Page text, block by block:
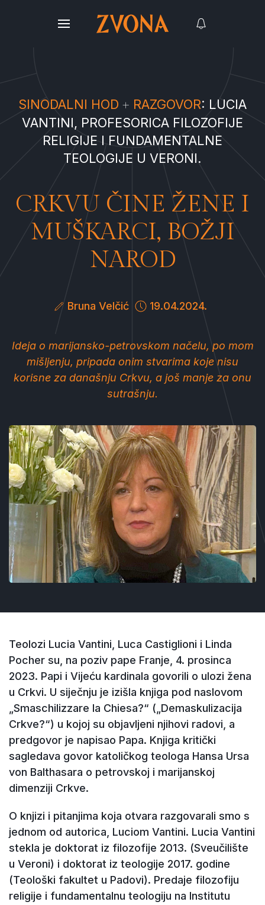
SINODALNI HOD RAZGOVOR: LUCIA
VANTINI, PROFESORICA FILOZOFIJE
RELIGIJE I FUNDAMENTALNE
TEOLOGIJE U VERONI.
CRKVU ČINE ŽENE I
MUŠKARCI, BOŽJI
NAROD
Bruna Velčić 19.04.2024.
Ideja o marijansko-petrovskom načelu, po mom
mišljenju, pripada onim stvarima koje nisu
korisne za današnju Crkvu, a još manje za onu
sutrašnju.
Teolozi Lucia Vantini, Luca Castiglioni i Linda
Pocher su, na poziv pape Franje, 4. prosinca
2023. Papi i Vijeću kardinala govorili o ulozi žena
u Crkvi. U siječnju je izišla knjiga pod naslovom
„Smaschilizzare la Chiesa?“ („Demaskulizacija
Crkve?“) u kojoj su objavljeni njihovi radovi, a
predgovor je napisao Papa. Knjiga kritički
sagledava govor katoličkog teologa Hansa Ursa
von Balthasara o petrovskoj i marijanskoj
dimenziji Crkve.
O knjizi i pitanjima koja otvara razgovarali smo s
jednom od autorica, Luciom Vantini. Lucia Vantini
stekla je doktorat iz filozofije 2013. (Sveučilište
u Veroni) i doktorat iz teologije 2017. godine
(Teološki fakultet u Padovi). Predaje filozofiju
religije i fundamentalnu teologiju na Institutu